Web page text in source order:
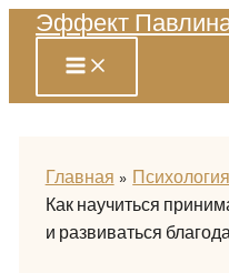
Перейти
содержимому
Эффект
Главная
Как научиться
и развиваться